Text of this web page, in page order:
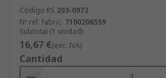
Código RS 203-0973
Nº ref. fabric. 7100206559
Subtotal (1 unidad)
16,67 €(exc. IVA)
Cantidad